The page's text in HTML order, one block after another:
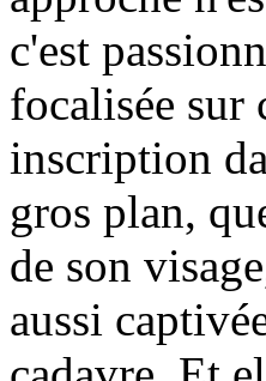
c'est
focalisée sur
inscription
gros plan,
de son
aussi